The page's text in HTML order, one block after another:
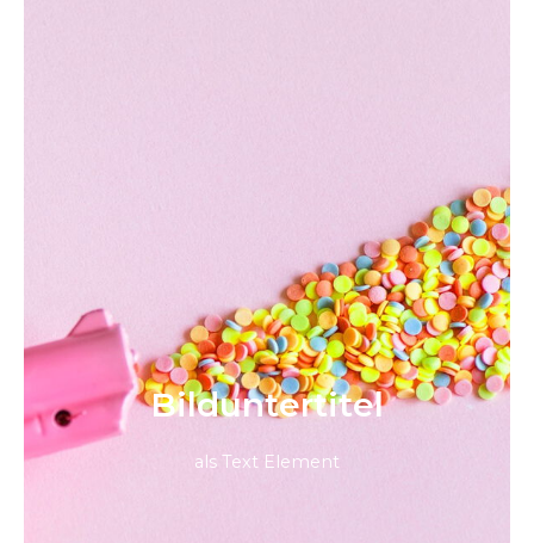
Bild­unter­titel
als Text Element